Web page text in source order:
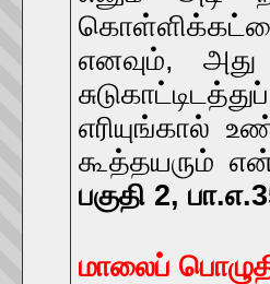
எனவும்,
எரியுங்கால்
கூத்தயரும்
பகுதி 2,
மாலைப்